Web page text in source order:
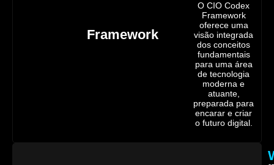
Framework
O CIO Codex
Framework
oferece uma
visão integrada
dos conceitos
fundamentais
para uma área
de tecnologia
moderna e
atuante,
preparada para
encarar e criar
o futuro digital.